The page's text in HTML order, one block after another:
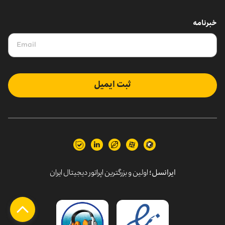
خبرنامه
ثبت ایمیل
ایرانسل؛اولین و بزرگترین اپراتور دیجیتال ایران